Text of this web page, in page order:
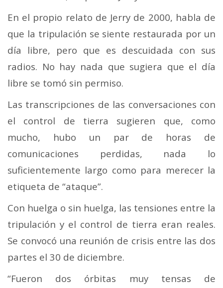
En el propio relato de Jerry de 2000, habla de
que la tripulación se siente restaurada por un
día libre, pero que es descuidada con sus
radios. No hay nada que sugiera que el día
libre se tomó sin permiso.
Las transcripciones de las conversaciones con
el control de tierra sugieren que, como
mucho, hubo un par de horas de
comunicaciones perdidas, nada lo
suficientemente largo como para merecer la
etiqueta de “ataque”.
Con huelga o sin huelga, las tensiones entre la
tripulación y el control de tierra eran reales.
Se convocó una reunión de crisis entre las dos
partes el 30 de diciembre.
“Fueron dos órbitas muy tensas de